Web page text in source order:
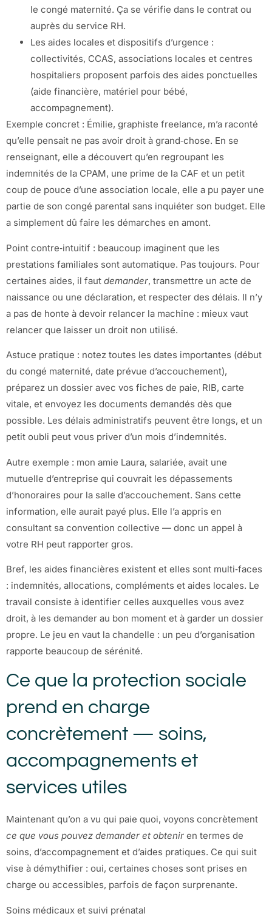
le congé maternité. Ça se vérifie dans le contrat ou
auprès du service RH.
Les aides locales et dispositifs d’urgence :
collectivités, CCAS, associations locales et centres
hospitaliers proposent parfois des aides ponctuelles
(aide financière, matériel pour bébé,
accompagnement).
Exemple concret : Émilie, graphiste freelance, m’a raconté
qu’elle pensait ne pas avoir droit à grand‑chose. En se
renseignant, elle a découvert qu’en regroupant les
indemnités de la CPAM, une prime de la CAF et un petit
coup de pouce d’une association locale, elle a pu payer une
partie de son congé parental sans inquiéter son budget. Elle
a simplement dû faire les démarches en amont.
Point contre‑intuitif : beaucoup imaginent que les
prestations familiales sont automatique. Pas toujours. Pour
certaines aides, il faut demander, transmettre un acte de
naissance ou une déclaration, et respecter des délais. Il n’y
a pas de honte à devoir relancer la machine : mieux vaut
relancer que laisser un droit non utilisé.
Astuce pratique : notez toutes les dates importantes (début
du congé maternité, date prévue d’accouchement),
préparez un dossier avec vos fiches de paie, RIB, carte
vitale, et envoyez les documents demandés dès que
possible. Les délais administratifs peuvent être longs, et un
petit oubli peut vous priver d’un mois d’indemnités.
Autre exemple : mon amie Laura, salariée, avait une
mutuelle d’entreprise qui couvrait les dépassements
d’honoraires pour la salle d’accouchement. Sans cette
information, elle aurait payé plus. Elle l’a appris en
consultant sa convention collective — donc un appel à
votre RH peut rapporter gros.
Bref, les aides financières existent et elles sont multi‑faces
: indemnités, allocations, compléments et aides locales. Le
travail consiste à identifier celles auxquelles vous avez
droit, à les demander au bon moment et à garder un dossier
propre. Le jeu en vaut la chandelle : un peu d’organisation
rapporte beaucoup de sérénité.
Ce que la protection sociale
prend en charge
concrètement — soins,
accompagnements et
services utiles
Maintenant qu’on a vu qui paie quoi, voyons concrètement
ce que vous pouvez demander et obtenir en termes de
soins, d’accompagnement et d’aides pratiques. Ce qui suit
vise à démythifier : oui, certaines choses sont prises en
charge ou accessibles, parfois de façon surprenante.
Soins médicaux et suivi prénatal